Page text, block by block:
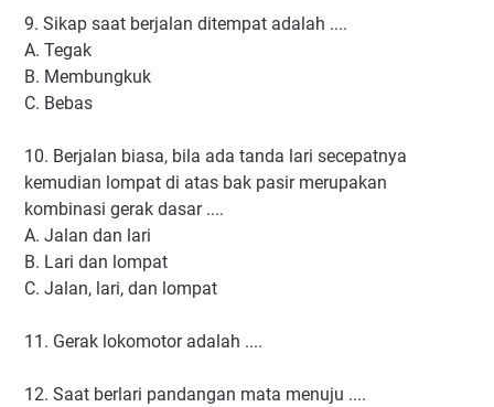
9. Sikap saat berjalan ditempat adalah ....
A. Tegak
B. Membungkuk
C. Bebas
10. Berjalan biasa, bila ada tanda lari secepatnya
kemudian lompat di atas bak pasir merupakan
kombinasi gerak dasar ....
A. Jalan dan lari
B. Lari dan lompat
C. Jalan, lari, dan lompat
11. Gerak lokomotor adalah ....
12. Saat berlari pandangan mata menuju ....